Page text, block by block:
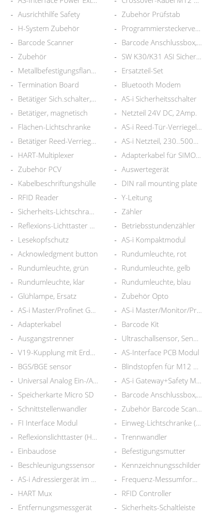
Ausrichthilfe Safety
Zubehör Prüfstab
H-System Zubehör
Programmiersteckerverlängerung
Barcode Scanner
Barcode Anschlussbox, basic
Zubehör
SW K30/K31 ASI Sicherh.mon.
Metallbefestigungsflansch
Ersatzteil-Set
Termination Board
Bluetooth Modem
Betätiger Sich.schalter,gerade
AS-i Sicherheitsschalter
Betätiger, magnetisch
Netzteil 24V DC, 2Amp.
Flächen-Lichtschranke
AS-i Reed-Tür-Verriegelung
Betätiger Reed-Verriegelung
AS-i Netzteil, 230..500VAC,1ph
HART-Multiplexer
Adapterkabel für SIMON+ SW
Zubehör PCV
Auswertegerät
Kabelbeschriftungshülle
DIN rail mounting plate
RFID Reader
Y-Leitung
Sicherheits-Lichtschranke
Zähler
Reflexions-Lichttaster HGA/HW
Betriebsstundenzähler
Lesekopfschutz
AS-i Kompaktmodul
Acknowledgment button
Rundumleuchte, rot
Rundumleuchte, grün
Rundumleuchte, gelb
Rundumleuchte, klar
Rundumleuchte, blau
Glühlampe, Ersatz
Zubehör Opto
AS-i Master/Profinet Gateway
AS-i Master/Monitor/ProfinetGW
Adapterkabel
Barcode Kit
Ausgangstrenner
Ultraschallsensor, Sender
V19-Kupplung mit Erdungsklemme
AS-Interface PCB Modul
BGS/BGE sensor
Blindstopfen für M12 Buchse
Universal Analog Ein-/Ausgang
AS-i Gateway+Safety Monitor
Speicherkarte Micro SD
Barcode Anschlussbox, Profibus
Schnittstellenwandler
Zubehör Barcode Scanner
FI Interface Modul
Einweg-Lichtschranke (Paar)
Reflexionslichttaster (HGA)
Trennwandler
Einbaudose
Befestigungsmutter
Beschleunigungssensor
Kennzeichnungsschilder
AS-i Adressiergerät im Koffer
Frequenz-Messumformer
HART Mux
RFID Controller
Entfernungsmessgerät
Sicherheits-Schaltleiste